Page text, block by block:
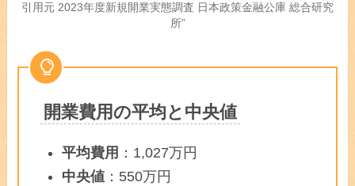
引用元 2023年度新規開業実態調査 日本政策金融公庫 総合研究
所”
開業費用の平均と中央値
平均費用 ：1,027万円
中央値 ：550万円